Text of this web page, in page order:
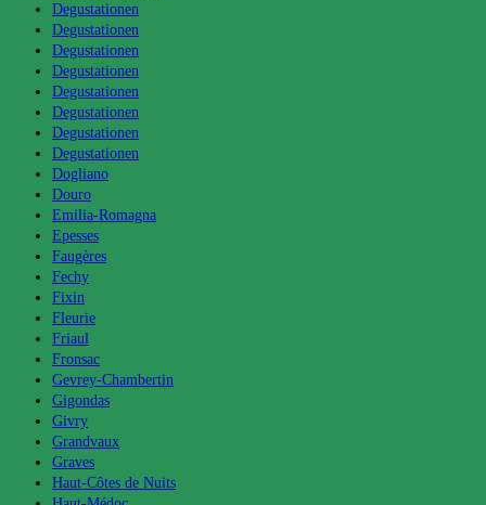
Degustationen
Degustationen
Degustationen
Degustationen
Degustationen
Degustationen
Degustationen
Degustationen
Dogliano
Douro
Emilia-Romagna
Epesses
Faugères
Fechy
Fixin
Fleurie
Friaul
Fronsac
Gevrey-Chambertin
Gigondas
Givry
Grandvaux
Graves
Haut-Côtes de Nuits